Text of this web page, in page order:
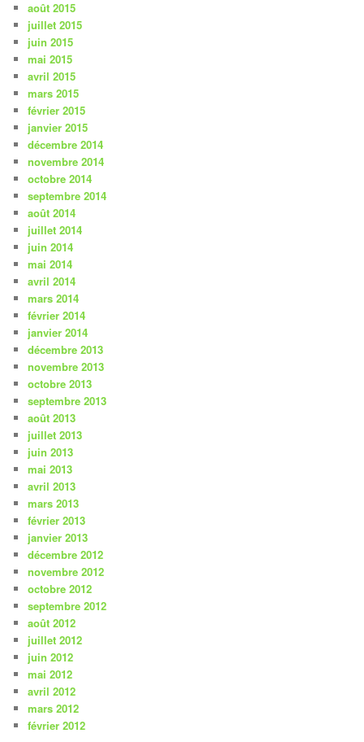
août 2015
juillet 2015
juin 2015
mai 2015
avril 2015
mars 2015
février 2015
janvier 2015
décembre 2014
novembre 2014
octobre 2014
septembre 2014
août 2014
juillet 2014
juin 2014
mai 2014
avril 2014
mars 2014
février 2014
janvier 2014
décembre 2013
novembre 2013
octobre 2013
septembre 2013
août 2013
juillet 2013
juin 2013
mai 2013
avril 2013
mars 2013
février 2013
janvier 2013
décembre 2012
novembre 2012
octobre 2012
septembre 2012
août 2012
juillet 2012
juin 2012
mai 2012
avril 2012
mars 2012
février 2012